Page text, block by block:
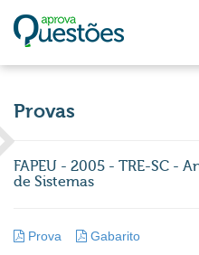
Provas
FAPEU - 2005 - TRE-SC -
de Sistemas
Prova Gabarito